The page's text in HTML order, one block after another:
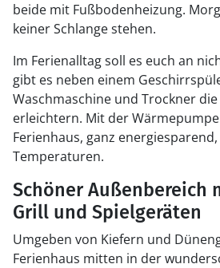
beide mit Fußbodenheizung.
keiner Schlange stehen.
Im Ferienalltag soll es euch an
gibt es neben einem
Waschmaschine und Trockner
erleichtern. Mit der
Ferienhaus, ganz
Temperaturen.
Schöner Außenbereich
Grill und Spielgeräten
Umgeben von Kiefern und
Ferienhaus mitten in der